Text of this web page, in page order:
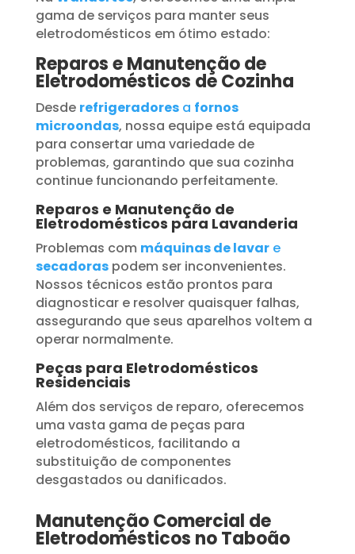
gama de serviços para manter seus
eletrodomésticos em ótimo estado:
Reparos e Manutenção de
Eletrodomésticos de Cozinha
Desde refrigeradoresa fornos
microondas, nossa equipe está equipada
para consertar uma variedade de
problemas, garantindo que sua cozinha
continue funcionando perfeitamente.
Reparos e Manutenção de
Eletrodomésticos para Lavanderia
Problemas com máquinas de lavare
secadoraspodem ser inconvenientes.
Nossos técnicos estão prontos para
diagnosticar e resolver quaisquer falhas,
assegurando que seus aparelhos voltem a
operar normalmente.
Peças para Eletrodomésticos
Residenciais
Além dos serviços de reparo, oferecemos
uma vasta gama de peças para
eletrodomésticos, facilitando a
substituição de componentes
desgastados ou danificados.
Manutenção Comercial de
Eletrodomésticos no Taboão